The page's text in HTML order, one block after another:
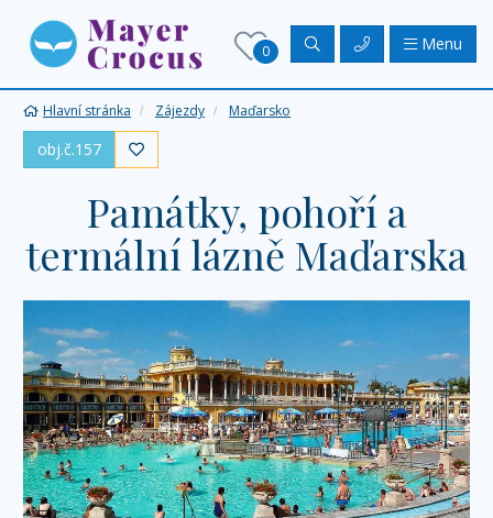
0 Menu
Hlavní stránka Zájezdy Maďarsko
obj.č.157 
Památky, pohoří a
termální lázně Maďarska